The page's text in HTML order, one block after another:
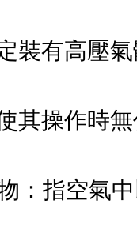
有高壓氣
操作時無
：指空氣